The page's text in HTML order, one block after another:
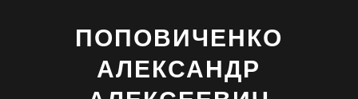
ПОПОВИЧЕНКО
АЛЕКСАНДР